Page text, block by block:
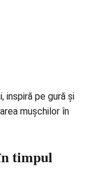
inspiră pe gură și
mușchilor în
timpul